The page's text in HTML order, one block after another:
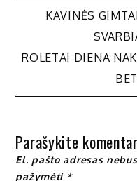
tarp
įrašų
KAVINĖS
ROLETAI DIENA
Parašykite
El. pašto adresas
pažymėti *